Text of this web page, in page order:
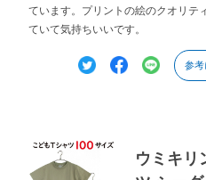
ています。プリントの絵のクオリテ
ていて気持ちいいです。
参考
ウミキリ